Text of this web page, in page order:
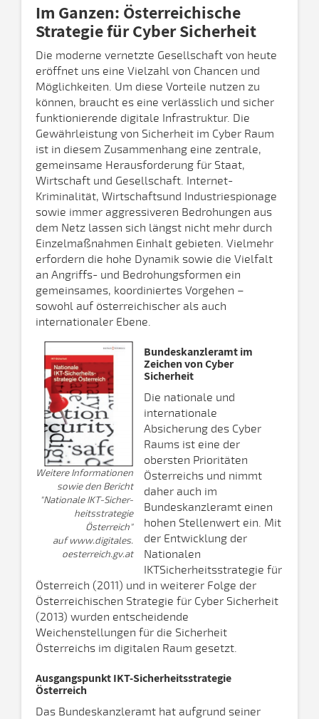
Im Ganzen: Österreichische
Strategie für Cyber Sicherheit
Die moderne vernetzte Gesellschaft von heute
eröffnet uns eine Vielzahl von Chancen und
Möglichkeiten. Um diese Vorteile nutzen zu
können, braucht es eine verlässlich und sicher
funktionierende digitale Infrastruktur. Die
Gewährleistung von Sicherheit im Cyber Raum
ist in diesem Zusammenhang eine zentrale,
gemeinsame Herausforderung für Staat,
Wirtschaft und Gesellschaft. Internet-
Kriminalität, Wirtschaftsund Industriespionage
sowie immer aggressiveren Bedrohungen aus
dem Netz lassen sich längst nicht mehr durch
Einzelmaßnahmen Einhalt gebieten. Vielmehr
erfordern die hohe Dynamik sowie die Vielfalt
an Angriffs- und Bedrohungsformen ein
gemeinsames, koordiniertes Vorgehen –
sowohl auf österreichischer als auch
internationaler Ebene.
Weitere Informationen
sowie den Bericht
"Nationale IKT-Sicher-
heitsstrategie
Österreich"
auf www.digitales.
oesterreich.gv.at
Bundeskanzleramt im
Zeichen von Cyber
Sicherheit
Die nationale und
internationale
Absicherung des Cyber
Raums ist eine der
obersten Prioritäten
Österreichs und nimmt
daher auch im
Bundeskanzleramt einen
hohen Stellenwert ein. Mit
der Entwicklung der
Nationalen
IKTSicherheitsstrategie für
Österreich (2011) und in weiterer Folge der
Österreichischen Strategie für Cyber Sicherheit
(2013) wurden entscheidende
Weichenstellungen für die Sicherheit
Österreichs im digitalen Raum gesetzt.
Ausgangspunkt IKT-Sicherheitsstrategie
Österreich
Das Bundeskanzleramt hat aufgrund seiner